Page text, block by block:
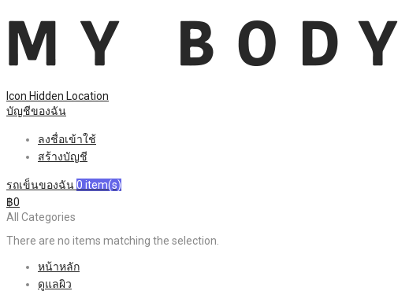
Icon Hidden Location
บัญชีของฉัน
ลงชื่อเข้าใช้
สร้างบัญชี
รถเข็นของฉัน0 item(s)
฿0
All Categories
There are no items matching the selection.
หน้าหลัก
ดูแลผิว